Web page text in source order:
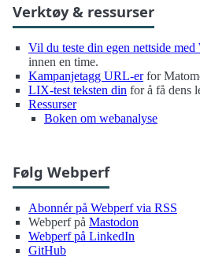
Verktøy & ressurser
Vil du teste din egen nettside med
innen en time.
Kampanjetagg URL-erfor
LIX-test teksten din for å få dens
Ressurser
Boken om webanalyse
Følg Webperf
Abonnér på Webperf via RSS
Webperf på Mastodon
Webperf på LinkedIn
GitHub